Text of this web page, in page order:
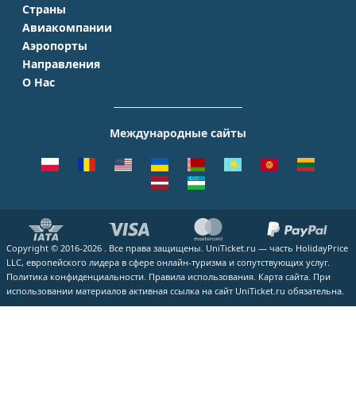
Москва
Санкт-Петербург
Симферополь
Краснодар
Казань
Страны
Крым
Турция
Таиланд
Чехия
Авиакомпании
Аэрофлот
S7 Airlines
Emirates
ВСЕ АВИАКОМПАНИИ
Аэропорты
Домодедово
Шереметьево
Кольцово
Курумоч
ВСЕ АЭРОПОРТЫ
Направления
Москва - Сочи
Москва - Симферополь
Москва - Ереван
Москва - Калининград
Москва - Екатеринбург
Москва - Махачкала
ВСЕ НАПРАВЛЕНИЯ
О Нас
Помощь
Вакансии
Блог
Как купить билет
Международные сайты
Copyright © 2016-2026 . Все права защищены. UniTicket.ru — часть HolidayPrice
LLC, европейского лидера в сфере онлайн-туризма и сопутствующих услуг.
Политика конфиденциальности. Правила использования. Карта сайта. При
использовании материалов активная ссылка на сайт UniTicket.ru обязательна.